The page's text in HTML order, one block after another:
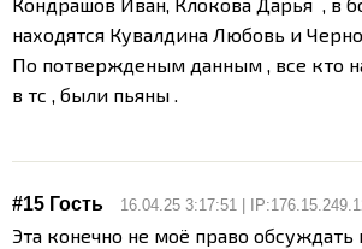
находятся Кувалдина Любовь и
По потвержденым данным , все кто
в тс , были пьяны .
#15 Гость 16.04.25 3:17:51 |
Эта конечно не моё право обсуждать